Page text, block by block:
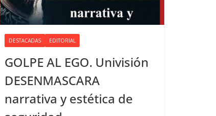
DESTACADAS EDITORIAL
GOLPE AL EGO. Univisión
DESENMASCARA
narrativa y estética de